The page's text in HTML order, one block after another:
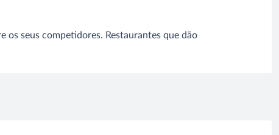
seus competidores. Restaurantes que dão